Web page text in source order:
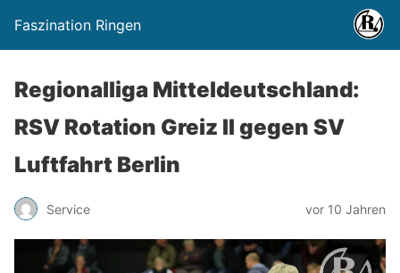
Faszination Ringen
Regionalliga Mitteldeutschland:
RSV Rotation Greiz II gegen SV
Luftfahrt Berlin
Service vor 10 Jahren